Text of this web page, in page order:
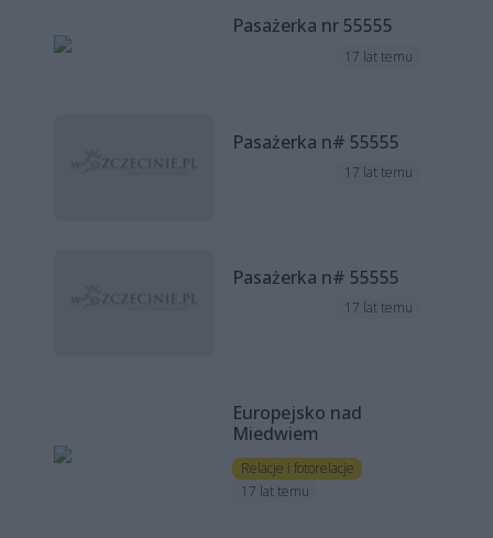
Pasażerka nr 55555
17 lat temu
Pasażerka n# 55555
17 lat temu
Pasażerka n# 55555
17 lat temu
Europejsko nad
Miedwiem
Relacje i fotorelacje
17 lat temu